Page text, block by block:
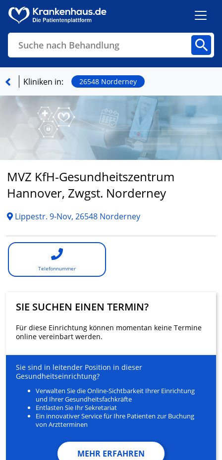
Suche nach Behandlung
Finden
Kliniken in: 26548 Norderney
MVZ KfH-Gesundheitszentrum
Hannover, Zwgst. Norderney
Lippestr. 9-Nov, 26548 Norderney
Telefonnummer
SIE SUCHEN EINEN TERMIN?
Für diese Einrichtung können momentan keine Termine
online vereinbart werden.
Sie sind in leitender Position in dieser
Gesundheitseinrichtung?
Verwalten Sie die Online-Sichtbarkeit Ihrer Einrichtung
und Ihrer Gesundheitsfachkräfte
Entlasten Sie Ihr Sekretariat
Ein innovativer Service für Ihre Patienten zur Buchung
von Arztterminen
MEHR ERFAHREN